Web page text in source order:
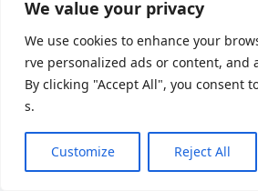
We value your privacy
We use cookies to enhance your
rve personalized ads or content, and
By clicking "Accept All", you consent
s.
Customize Reject All